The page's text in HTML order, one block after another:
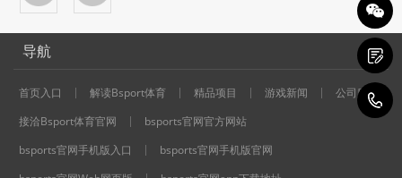
导航
首页入口 解读Bsport体育 精品项目 游戏新闻
公司服务
接洽Bsport体育官网
bsports官网官方网站
bsports官网手机版入口
bsports官网手机版官网